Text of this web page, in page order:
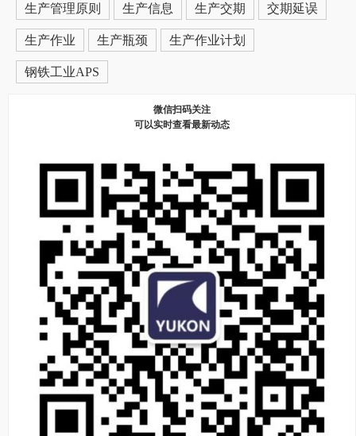
生产管理原则 生产信息 生产交期 交期延误
生产作业 生产瓶颈 生产作业计划
钢铁工业APS
微信扫码关注
可以实时查看最新动态